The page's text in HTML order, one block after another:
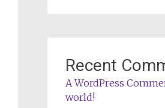
Recent
A WordPress
world!